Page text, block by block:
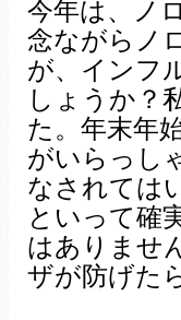
今年は、ノ
念ながらノ
が、インフ
しょうか？
た。年末年
がいらっし
なされては
といって確
はありませ
ザが防げた